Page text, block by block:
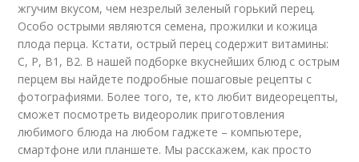
жгучим вкусом, чем незрелый зеленый горький перец.
Особо острыми являются семена, прожилки и кожица
плода перца. Кстати, острый перец содержит витамины:
C, P, B1, B2. В нашей подборке вкуснейших блюд с острым
перцем вы найдете подробные пошаговые рецепты с
фотографиями. Более того, те, кто любитвидеорецепты,
сможет посмотреть видеоролик приготовления
любимого блюда на любом гаджете – компьютере,
смартфоне или планшете. Мы расскажем, как просто